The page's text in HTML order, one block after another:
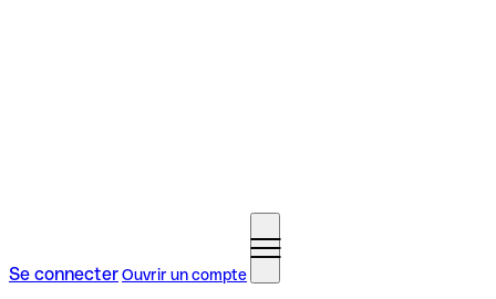
Se connecterOuvrir un compte